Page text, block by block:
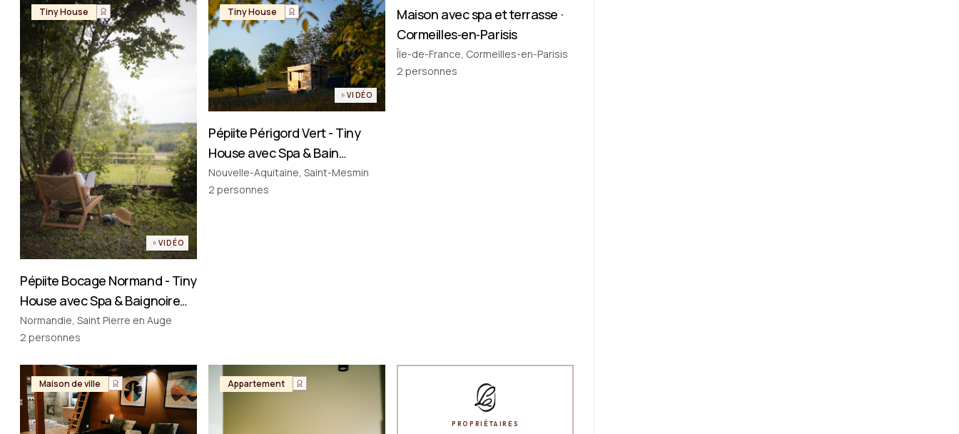
Tiny House
VIDÉO
Pépiite Bocage Normand - Tiny
House avec Spa & Baignoire
Vintage en Normandie
Normandie, Saint Pierre en Auge
2 personnes
Tiny House
VIDÉO
Pépiite Périgord Vert - Tiny
House avec Spa & Bain
Nordique en Dordogne
Nouvelle-Aquitaine, Saint-Mesmin
2 personnes
Maison de ville
Maison avec spa et terrasse ·
Cormeilles‑en‑Parisis
Île-de-France, Cormeilles-en-Parisis
2 personnes
Maison de ville Appartement
PROPRIÉTAIRES